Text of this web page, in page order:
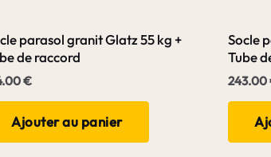
parasol granit Glatz 55 kg +
de raccord
€
Ajouter au panier
Socle
Tube
243.00